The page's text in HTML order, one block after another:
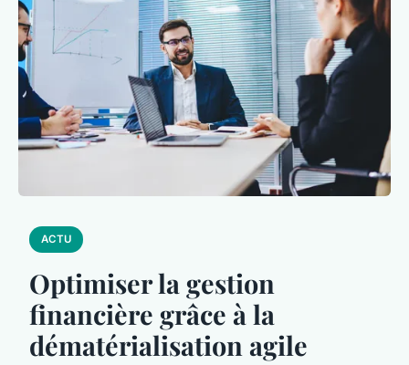
ACTU
Optimiser la gestion
financière grâce à la
dématérialisation agile